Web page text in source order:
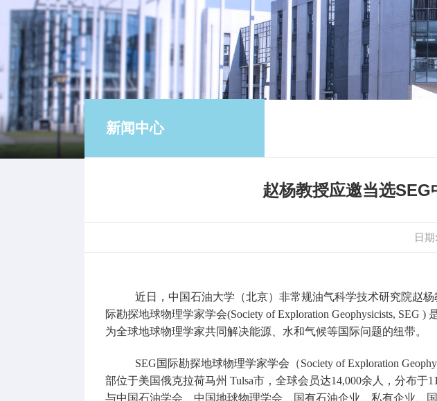
新闻中心
赵杨教授应邀当选SEG
日
近日，中国石油大学（北京）非常规油气科学技术研究院赵杨
际勘探地球物理学家学会(Society of Exploration Geophysicists, SEG )
为全球地球物理学家共同解决能源、水和气候等国际问题的纽带。
SEG国际勘探地球物理学家学会（Society of Exploration
部位于美国俄克拉荷马州 Tulsa市，全球会员达14,000余人，分布
与中国石油学会、中国地球物理学会、国有石油企业、私有企业、